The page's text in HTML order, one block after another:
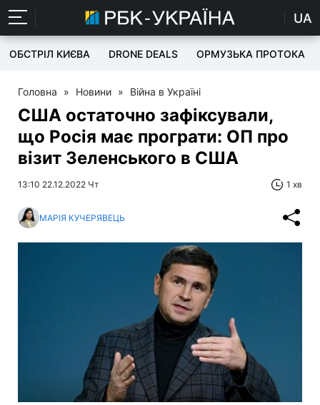
UA
ОБСТРІЛ КИЄВА DRONE DEALS ОРМУЗЬКА ПРОТОКА
Головна » Новини » Війна в Україні
США остаточно зафіксували,
що Росія має програти: ОП про
візит Зеленського в США
13:10 22.12.2022 Чт 1 хв
МАРІЯ КУЧЕРЯВЕЦЬ